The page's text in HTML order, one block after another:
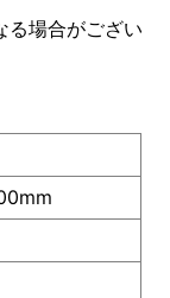
る場合がござい